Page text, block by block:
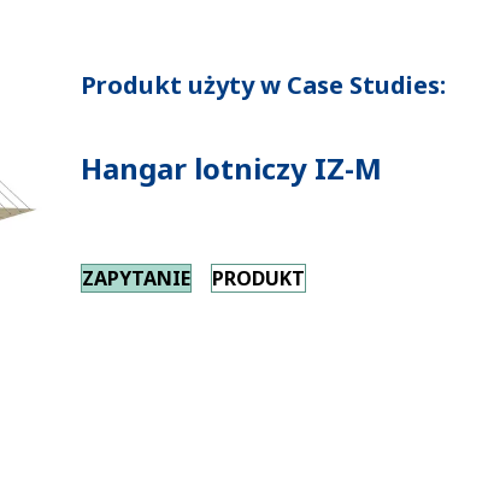
Produkt użyty w Case Studies:
Hangar lotniczy IZ-M
ZAPYTANIE PRODUKT